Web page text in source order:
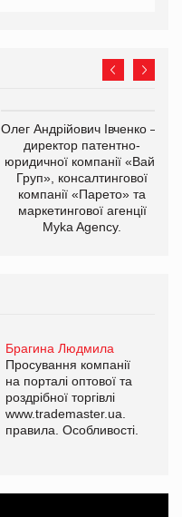
Олег Андрійович Івченко —
директор патентно-
юридичної компанії «Вайз
Груп», консалтингової
компанії «Парето» та
маркетингової агенції
Myka Agency.
Брагина Людмила
Просування компанії
на порталі оптової та
роздрібної торгівлі
www.trademaster.ua.
правила. Особливості.